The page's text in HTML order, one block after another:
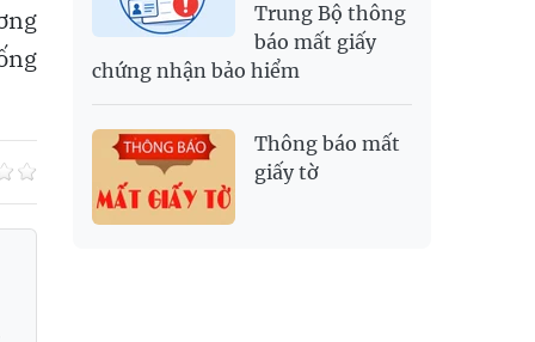
Trung Bộ thông
báo mất giấy
chứng nhận bảo hiểm
Thông báo mất
giấy tờ